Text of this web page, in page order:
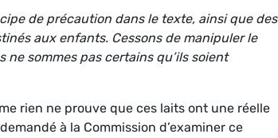
de précaution dans le texte, ainsi que des
aux enfants. Cessons de manipuler le
sommes pas certains qu’ils soient
rien ne prouve que ces laits ont une réelle
à la Commission d’examiner ce